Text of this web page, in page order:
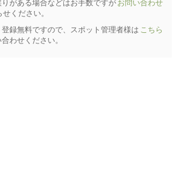
がある場合などはお手数ですが お問い合わせ
ください。
録無料ですので、スポット管理者様は こちら
わせください。